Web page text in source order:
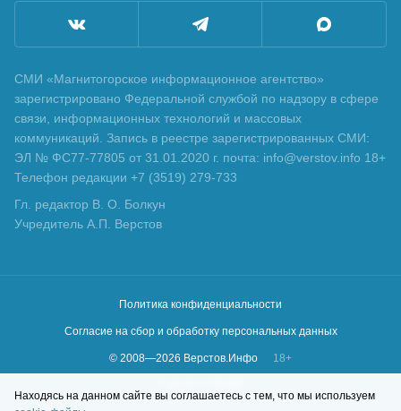
СМИ «Магнитогорское информационное агентство»
зарегистрировано Федеральной службой по надзору в сфере
связи, информационных технологий и массовых
коммуникаций. Запись в реестре зарегистрированных СМИ:
ЭЛ № ФС77-77805 от 31.01.2020 г. почта: info@verstov.info 18+
Телефон редакции +7 (3519) 279-733
Гл. редактор В. О. Болкун
Учредитель А.П. Верстов
Политика конфиденциальности
Согласие на сбор и обработку персональных данных
© 2008—2026 Верстов.Инфо
18+
Находясь на данном сайте вы соглашаетесь с тем, что мы используем